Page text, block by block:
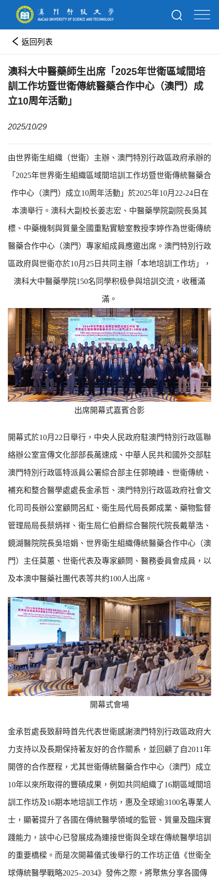
返回列表
澳科大中醫藥師生出席「2025年世衛區域間培
訓工作坊暨世衛傳統醫藥合作中心（澳門）成
立10周年活動」
2025/10/29
由世界衛生組織（世衛）主辦、澳門特別行政區政府承辦的
「2025年世界衛生組織區域間培訓工作坊暨世衛傳統醫藥合
作中心（澳門）成立10周年活動」於2025年10月22-24日在
本澳舉行。澳科大副校长姜志宏、中醫藥學院副院長吳其
標、中藥機制與質量全國重點實驗室教授李婷作為世衛傳統
醫藥合作中心（澳門）專家組成員應邀出席。澳門特別行政
區政府與世衛亦於10月25日共同主辦「本地培訓工作坊」，
澳科大中醫藥學院150名同學积极參與培訓交流，收穫滿
滿。
出席開幕式嘉賓合影
開幕式於10月22日舉行，中央人民政府駐澳門特別行政區聯
絡辦公室宣傳文化部部長萬速成、中華人民共和國外交部駐
澳門特別行政區特派員公署綜合部主任郭曉峰、世衛傳統、
補充和整合醫學處處長金承哲、澳門特別行政區政府社會文
化司司長辦公室顧問呂紅、衛生局代局長鄭成業、藥物監督
管理局局長蔡炳祥、衛生局仁伯爵綜合醫院代院長戴華浩、
鏡湖醫院院長吳培娟、世界衛生組織傳統醫藥合作中心（澳
門）主任莫蕙、世衛代表及專家顧問、醫務委員會成員，以
及本澳中醫藥社團代表等共約100人出席。
開幕式會場
金承哲處長致辭時首先代表世衛感謝澳門特別行政區政府大
力支持以及長期保持著友好的合作關系，並回顧了自2011年
開啓的合作歷程，尤其世衛傳統醫藥合作中心（澳門）成立
10年以來所取得的豐碩成果，例如共同組織了16期區域間培
訓工作坊及16期本地培訓工作坊，惠及全球逾3100名專業人
士，顯著提升了各國在傳統醫學領域的監管、質量及臨床實
踐能力，該中心已發展成為連接世衛與全球在傳統醫學培訓
的重要橋樑。而是次開幕儀式後舉行的工作坊正值《世衛全
球傳統醫學戰略2025–2034》發佈之際，將聚焦分享各國傳